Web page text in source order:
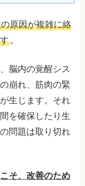
原因が複雑に絡
。
脳内の覚醒シス
崩れ、筋肉の緊
生じます。それ
を確保したり生
問題は取り切れ
そ、改善のため